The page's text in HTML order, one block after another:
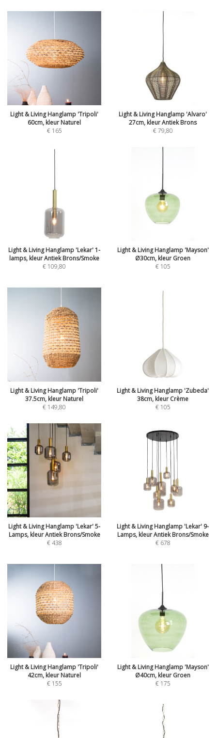
Light & Living Hanglamp 'Tripoli'
60cm, kleur Naturel
€ 165
Light & Living Hanglamp 'Alvaro'
27cm, kleur Antiek Brons
€79,80
Light & Living Hanglamp 'Lekar' 1-
lamps, kleur Antiek Brons/Smoke
€ 109,80
Light & Living Hanglamp 'Mayson'
Ø30cm, kleur Groen
€ 105
Light & Living Hanglamp 'Tripoli'
37.5cm, kleur Naturel
€ 149,80
Light & Living Hanglamp 'Zubeda'
38cm, kleur Crème
€ 105
Light & Living Hanglamp 'Lekar' 5-
Lamps, kleur Antiek Brons/Smoke
€438
Light & Living Hanglamp 'Lekar' 9-
Lamps, kleur Antiek Brons/Smoke
€ 678
Light & Living Hanglamp 'Tripoli'
42cm, kleur Naturel
€ 155
Light & Living Hanglamp 'Mayson'
Ø40cm, kleur Groen
€ 175